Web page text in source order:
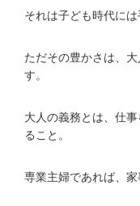
それは子ども時代には
ただその豊かさは、
す。
大人の義務とは、仕
ること。
専業主婦であれば、家